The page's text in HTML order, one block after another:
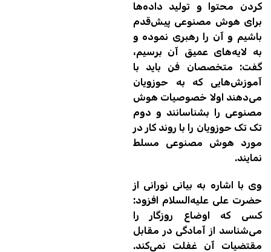
کردن محتوا و تولید داده‌ها
برای هوش مصنوعی پیش‌قدم
باشیم و آن را رهبری نموده و
به لایه‌های عمیق آن برسیم،
گفت: متخصصان فن باید با
آموزش‌هایی که به حوزویان
می‌دهند اولا خصوصیات هوش
مصنوعی را بشناسانند و دوم
تک تک حوزویان را با روند کار در
مورد هوش مصنوعی مسلط
نمایند.
وی با اشاره به بیانی نورانی از
حضرت علی علیه‌السلام افزود:
کسی که اوضاع روزگار را
می‌شناسد از آمادگی در مقابل
مقتضیات آن غفلت نمی‌کند.